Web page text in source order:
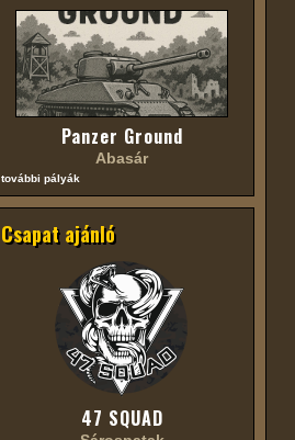
Panzer Ground
Abasár
további pályák
Csapat ajánló
47 SQUAD